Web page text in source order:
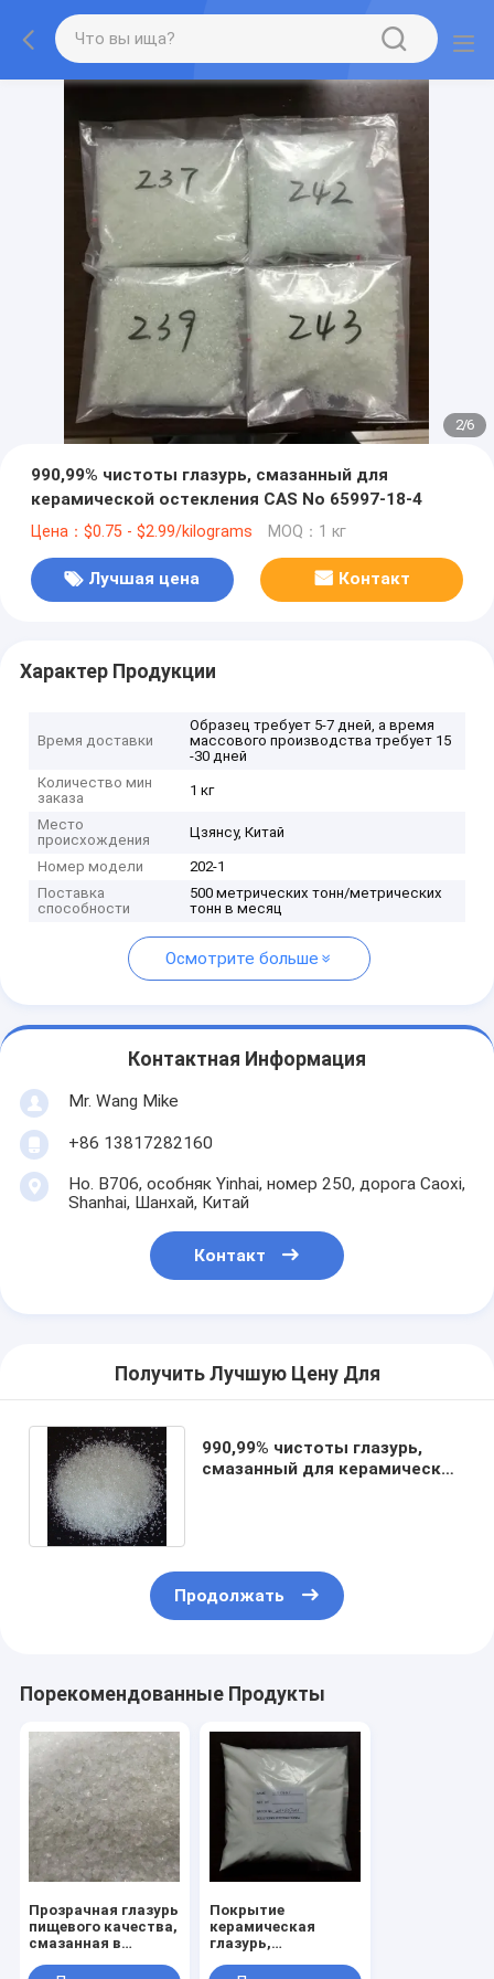
2/6
990,99% чистоты глазурь, смазанный для
керамической остекления CAS No 65997-18-4
Цена：$0.75 - $2.99/kilograms MOQ：1 кг
Лучшая цена Контакт
Характер Продукции
Время доставки
Образец требует 5-7 дней, а время
массового производства требует 15
-30 дней
Количество мин
заказа
1 кг
Место
происхождения
Цзянсу, Китай
Номер модели
202-1
Поставка
способности
500 метрических тонн/метрических
тонн в месяц
Осмотрите больше
Контактная Информация
Mr. Wang Mike
+86 13817282160
Но. B706, особняк Yinhai, номер 250, дорога Caoxi,
Shanhai, Шанхай, Китай
Контакт
Получить Лучшую Цену Для
990,99% чистоты глазурь,
смазанный для керамической
Продолжать
Порекомендованные Продукты
Прозрачная глазурь
пищевого качества,
смазанная в
Покрытие
керамическая
глазурь,